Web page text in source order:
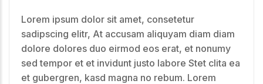
Lorem ipsum dolor sit amet, consetetur
sadipscing elitr, At accusam aliquyam diam diam
dolore dolores duo eirmod eos erat, et nonumy
sed tempor et et invidunt justo labore Stet clita ea
et gubergren, kasd magna no rebum. Lorem